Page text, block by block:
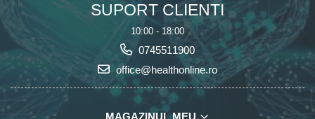
SUPORT CLIENTI
10:00 - 18:00
0745511900
office@healthonline.ro